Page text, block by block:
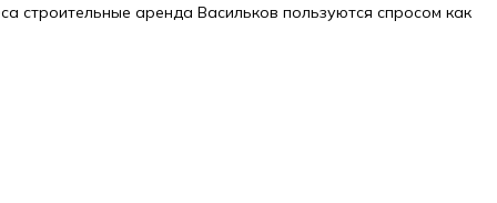
строительные аренда Васильков пользуются спросом как